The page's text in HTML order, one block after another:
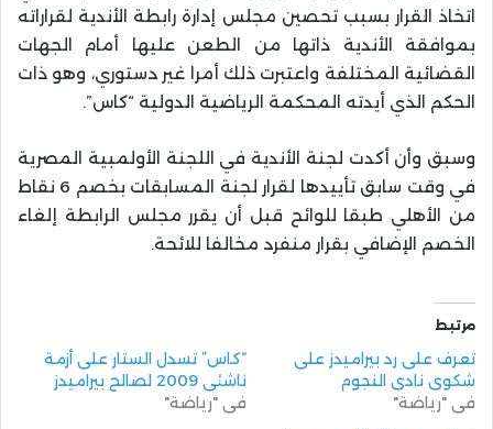
اتخاذ القرار بسبب تحصين مجلس إدارة رابطة الأندية لقراراته
بموافقة الأندية ذاتها من الطعن عليها أمام الجهات
القضائية المختلفة واعتبرت ذلك أمرا غير دستوري، وهو ذات
الحكم الذي أيدته المحكمة الرياضية الدولية “كاس”.
وسبق وأن أكدت لجنة الأندية في اللجنة الأولمبية المصرية
في وقت سابق تأييدها لقرار لجنة المسابقات بخصم 6 نقاط
من الأهلي طبقا للوائح قبل أن يقرر مجلس الرابطة إلغاء
الخصم الإضافي بقرار منفرد مخالفا للائحة.
مرتبط
تعرف على رد بيراميدز على
شكوي نادي النجوم
في "رياضة"
“كاس” تسدل الستار على أزمة
ناشئي 2009 لصالح بيراميدز
في "رياضة"